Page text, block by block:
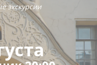
экскурсии